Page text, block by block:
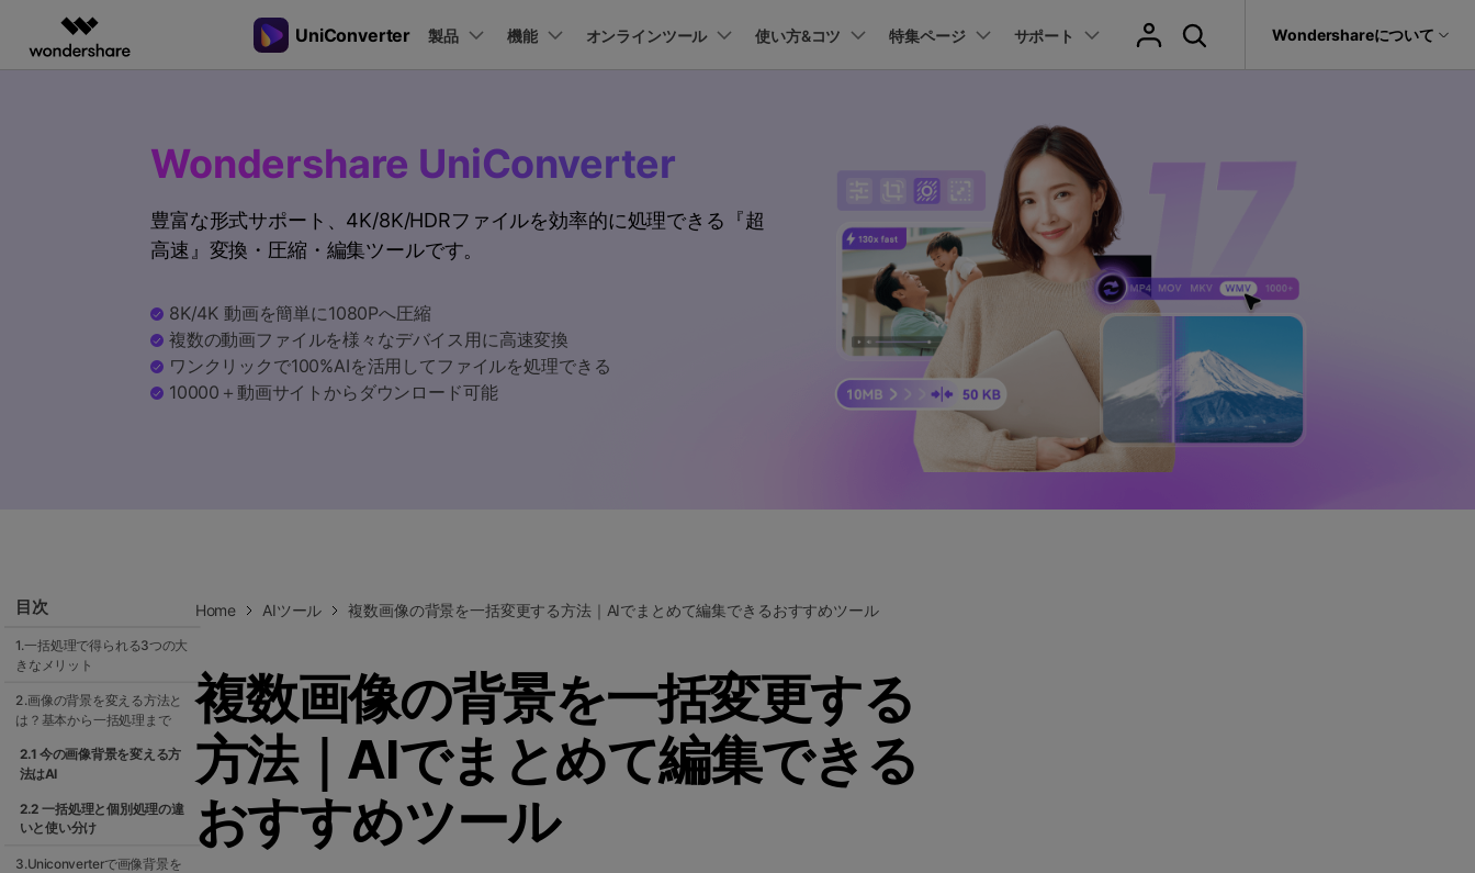
製品
EdrawMax
EdrawMind
マインドマップソフト
PDFelement
PDFelement Cloud
データ復元・バックアップ
Recoverit
データ復元ソフト
Repairit
動画・写真・ファイル修復ソフト
Dr.Fone
スマートフォン管理ソフト
MobileTrans
スマホ間のデータ転送ソフト
FamiSafe
子供の安全を守るアプリ
法人・教育・パートナー
学生・教員向け
代理店募集
PDFelement EdrawMind
EdrawMax
Filmora
UniConverter
データ復元・転送
Dr.Fone
Recoverit
企業情報
お問い合わせ
プラン＆価格 サポート Wondershareについて
UniConverter 製品
UniConverter Windows版
UniConverter Mac版
機能
音声ファイルや動画ファイルを正
様々なデバイス用に高速変換
Hot
AI動画補正 > AI 画像補正 >
テキスト読み上げ > シーン検出 >
透かし編集 >
>
ボイスチェンジャー
音声/動画
動画・音声変換 >
動画・音声圧縮 >
動画・音声編集 > 音声をテキストに >
その他の機能 > 録画・録音 >
DVD・CD作成 >
オンラインツール
オンライン動画変換ツール
動画・音声・画像の無料変換
Hot
使い方&コツ
操作ガイド
Macユーザー向け
動画関連のコツ
動画・音楽変換
動画ダウンロード
動画圧縮
もっと見る >>
特集ページ
多機能ビデオ処理ソフト
教育現場で活用
YouTube関連
活用シーン
サポート
バージョン履歴
Wondershare UniConverter
豊富な形式サポート、4K/8K/HDRファイルを効率的に処理できる『超
高速』変換・圧縮・編集ツールです。
8K/4K 動画を簡単に1080Pへ圧縮
複数の動画ファイルを様々なデバイス用に高速変換
ワンクリックで100%AIを活用してファイルを処理できる
10000＋動画サイトからダウンロード可能
Home AIツール 複数画像の背景を一括変更する方法｜AIでまとめて編集できるおすすめツール
複数画像の背景を一括変更する
方法｜AIでまとめて編集できる
おすすめツール
目次
1.一括処理で得られる3つの大
きなメリット
2.画像の背景を変える方法と
は？基本から一括処理まで
2.1 今の画像背景を変える方
法はAI
2.2 一括処理と個別処理の違
いと使い分け
3.Uniconverterで画像背景を